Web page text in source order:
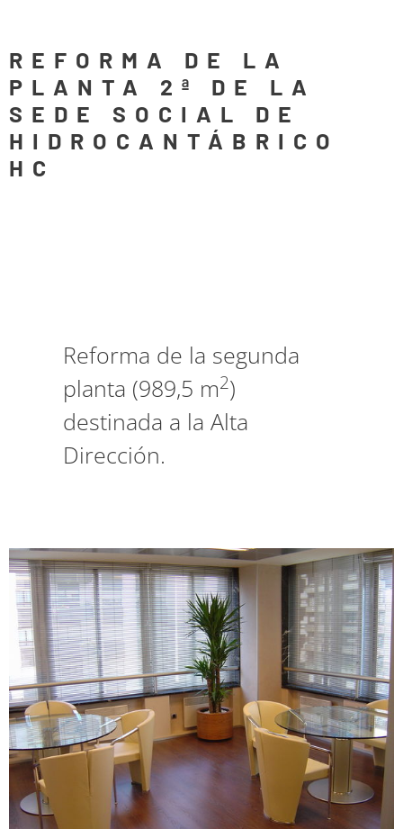
REFORMA DE LA
PLANTA 2ª DE LA
SEDE SOCIAL DE
HIDROCANTÁBRICO
HC
Reforma de la segunda
planta (989,5 m2)
destinada a la Alta
Dirección.